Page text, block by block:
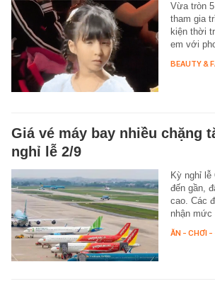
Vừa tròn
tham gia
kiện thời
em với
BEAUTY &
Giá vé máy bay nhiều chặng
nghỉ lễ 2/9
Kỳ nghỉ lễ
đến gần,
cao. Các
nhận
ĂN - CHƠI